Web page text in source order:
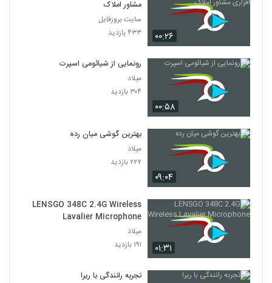
۰۰:۲۶
مشاور املاک
سایت بروزفایل
۴۳۳ بازدید
۰۰:۵۸
رونمایی از شیائومی اسپرت
میلاد
۳۰۴ بازدید
۰۹:۰۴
بهترین گوشی میان رده
میلاد
۲۲۷ بازدید
۰۱:۳۱
LENSGO 348C 2.4G Wireless
Lavalier Microphone
میلاد
۱۹۱ بازدید
تجربه رانندگی با ریرا